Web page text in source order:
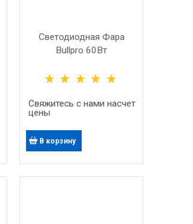
Светодиодная Фара
Bullpro 60Вт
Свяжитесь с нами насчет
цены
В корзину